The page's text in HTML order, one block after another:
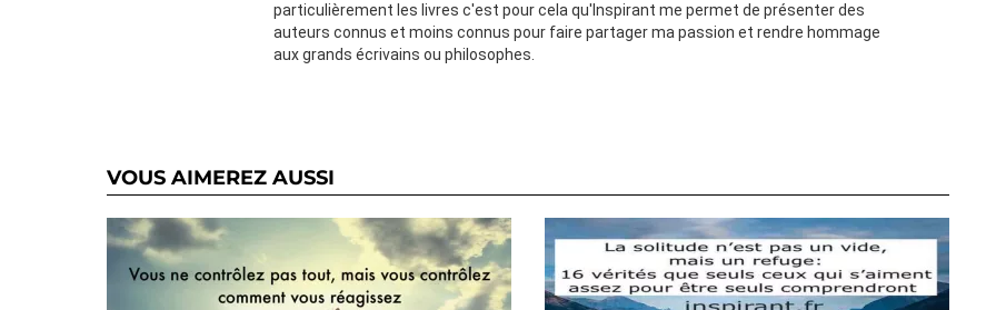
particulièrement les livres c'est pour cela qu'Inspirant me permet de présenter des
auteurs connus et moins connus pour faire partager ma passion et rendre hommage
aux grands écrivains ou philosophes.
VOUS AIMEREZ AUSSI